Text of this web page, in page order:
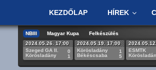
KEZDŐLAP HÍREK
NBIII Magyar Kupa
Felkészülés
2024.05.26. 17:00
Szeged GA II.
Körösladány
0
1
2024.05.19. 17:00
Körösladány
Békéscsaba
1
5
ESMTK